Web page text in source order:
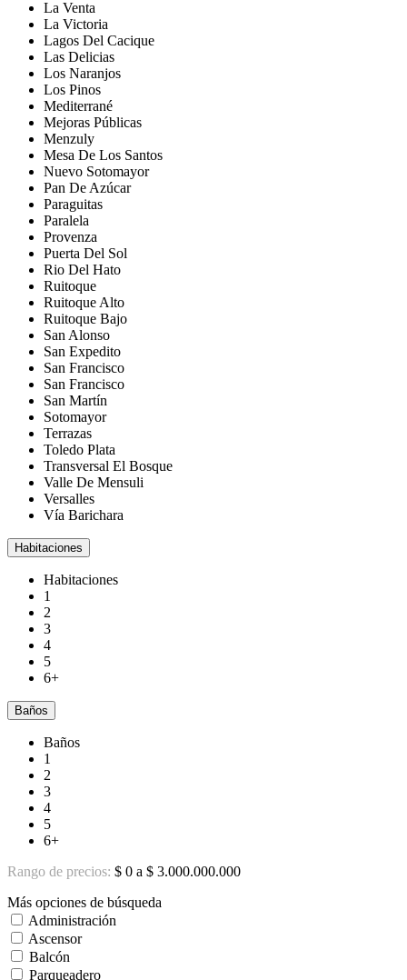
La Venta
La Victoria
Lagos Del Cacique
Las Delicias
Los Naranjos
Los Pinos
Mediterrané
Mejoras Públicas
Menzuly
Mesa De Los Santos
Nuevo Sotomayor
Pan De Azúcar
Paraguitas
Paralela
Provenza
Puerta Del Sol
Rio Del Hato
Ruitoque
Ruitoque Alto
Ruitoque Bajo
San Alonso
San Expedito
San Francisco
San Francisco
San Martín
Sotomayor
Terrazas
Toledo Plata
Transversal El Bosque
Valle De Mensuli
Versalles
Vía Barichara
Habitaciones
Habitaciones
1
2
3
4
5
6+
Baños
Baños
1
2
3
4
5
6+
Rango de precios: $ 0 a $ 3.000.000.000
Más opciones de búsqueda
Administración
Ascensor
Balcón
Parqueadero